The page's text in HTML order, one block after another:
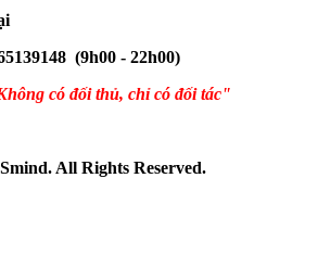
(9h00 - 22h00)
có đối thủ, chỉ có đối tác"
All Rights Reserved.